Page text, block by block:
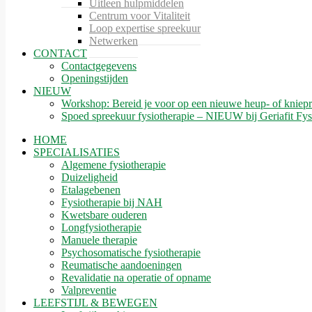
Uitleen hulpmiddelen
Centrum voor Vitaliteit
Loop expertise spreekuur
Netwerken
CONTACT
Contactgegevens
Openingstijden
NIEUW
Workshop: Bereid je voor op een nieuwe heup- of
Spoed spreekuur fysiotherapie – NIEUW bij Geriafit
HOME
SPECIALISATIES
Algemene fysiotherapie
Duizeligheid
Etalagebenen
Fysiotherapie bij NAH
Kwetsbare ouderen
Longfysiotherapie
Manuele therapie
Psychosomatische fysiotherapie
Reumatische aandoeningen
Revalidatie na operatie of opname
Valpreventie
LEEFSTIJL & BEWEGEN